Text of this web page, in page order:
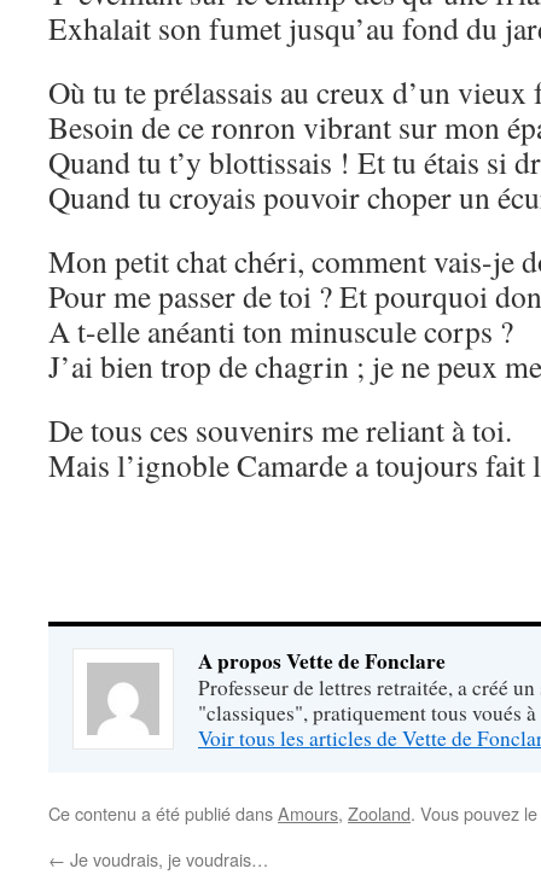
Exhalait son fumet jusqu’au fond du
Où tu te prélassais au creux d’un vieux
Besoin de ce ronron vibrant sur mon
Quand tu t’y blottissais ! Et tu étais si
Quand tu croyais pouvoir choper un
Mon petit chat chéri, comment vais-je
Pour me passer de toi ? Et pourquoi
A t-elle anéanti ton minuscule corps ?
J’ai bien trop de chagrin ; je ne peux
De tous ces souvenirs me reliant à toi.
Mais l’ignoble Camarde a toujours
A propos Vette de Fonclare
Professeur de lettres retraitée, a créé
"classiques", pratiquement tous voués
Voir tous les articles de Vette de
Ce contenu a été publié dansAmours, Zooland. Vous pouvez
← Je voudrais, je voudrais…